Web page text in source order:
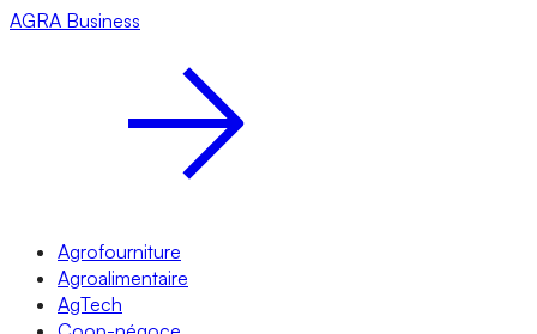
AGRA Business
Agrofourniture
Agroalimentaire
AgTech